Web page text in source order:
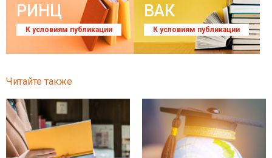
РИНЦ
К условиям публикации
ВАК
К условиям публикации
Читайте также